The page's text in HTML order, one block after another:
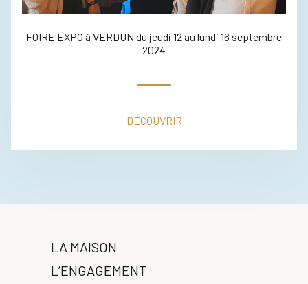
FOIRE EXPO à VERDUN du jeudi 12 au lundi 16 septembre
2024
DÉCOUVRIR
LA MAISON
L’ENGAGEMENT